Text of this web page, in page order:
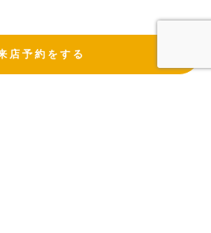
店予約をする